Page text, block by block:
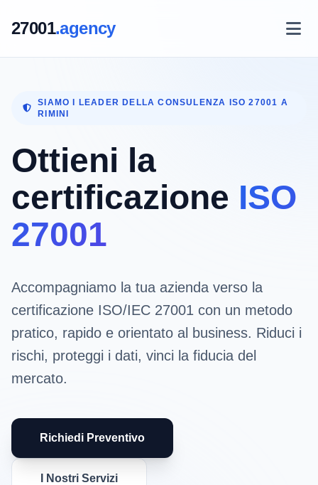
27001.agency
SIAMO I LEADER DELLA CONSULENZA ISO 27001 A
RIMINI
Ottieni la
certificazione ISO
27001
Accompagniamo la tua azienda verso la
certificazione ISO/IEC 27001 con un metodo
pratico, rapido e orientato al business. Riduci i
rischi, proteggi i dati, vinci la fiducia del
mercato.
Richiedi Preventivo
I Nostri Servizi